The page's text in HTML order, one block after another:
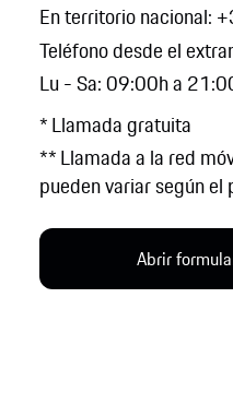
En territorio nacional:
Teléfono desde el
Lu - Sa: 09:00h a
* Llamada gratuita
** Llamada a la red
pueden variar según el
Abrir